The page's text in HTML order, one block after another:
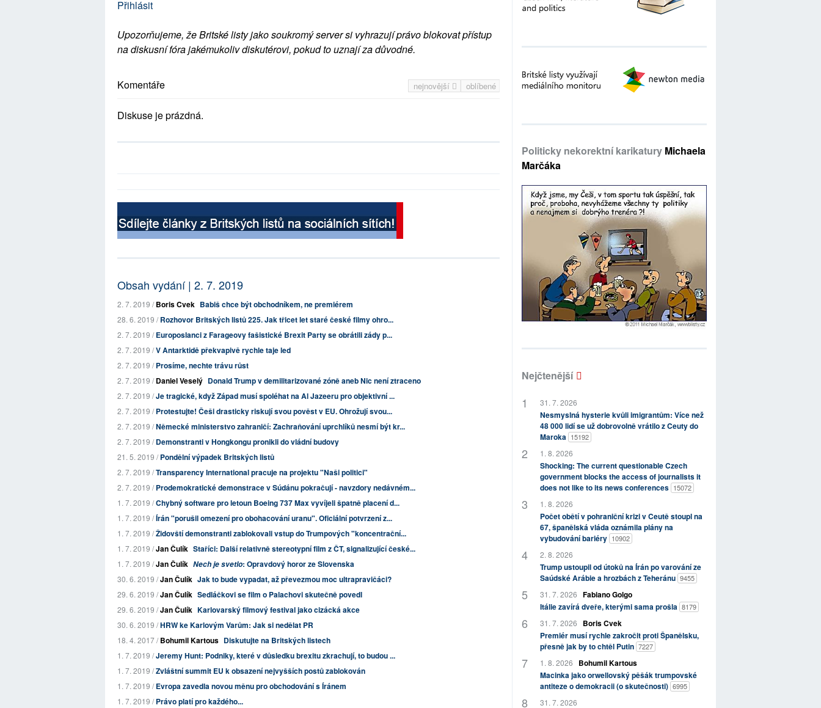
Přihlásit
Upozorňujeme, že Britské listy jako soukromý server si vyhrazují právo blokovat přístup
na diskusní fóra jakémukoliv diskutérovi, pokud to uznají za důvodné.
nejnovější oblíbené
Komentáře
Diskuse je prázdná.
Obsah vydání | 2. 7. 2019
2. 7. 2019 /Boris Cvek Babiš chce být obchodníkem, ne premiérem
28. 6. 2019 /Rozhovor Britských listů 225. Jak třicet let staré české filmy ohro...
2. 7. 2019 /Europoslanci z Farageovy fašistické Brexit Party se obrátili zády p...
2. 7. 2019 /V Antarktidě překvapivě rychle taje led
2. 7. 2019 /Prosíme, nechte trávu růst
2. 7. 2019 /Daniel Veselý Donald Trump v demilitarizované zóně aneb Nic není ztraceno
2. 7. 2019 /Je tragické, když Západ musí spoléhat na Al Jazeeru pro objektivní ...
2. 7. 2019 /Protestujte! Češi drasticky riskují svou pověst v EU. Ohrožují svou...
2. 7. 2019 /Německé ministerstvo zahraničí: Zachraňování uprchlíků nesmí být kr...
2. 7. 2019 /Demonstranti v Hongkongu pronikli do vládní budovy
21. 5. 2019 /Pondělní výpadek Britských listů
2. 7. 2019 /Transparency International pracuje na projektu "Naši politici"
2. 7. 2019 /Prodemokratické demonstrace v Súdánu pokračují - navzdory nedávném...
1. 7. 2019 /Chybný software pro letoun Boeing 737 Max vyvíjeli špatně placení d...
1. 7. 2019 /Írán "porušil omezení pro obohacování uranu". Oficiální potvrzení z...
1. 7. 2019 /Židovští demonstranti zablokovali vstup do Trumpových "koncentrační...
1. 7. 2019 /Jan Čulík Staříci: Další relativně stereotypní film z ČT, signalizující české...
1. 7. 2019 /Jan Čulík Nech je svetlo: Opravdový horor ze Slovenska
30. 6. 2019 /Jan Čulík Jak to bude vypadat, až převezmou moc ultrapravičáci?
29. 6. 2019 /Jan Čulík Sedláčkovi se film o Palachovi skutečně povedl
29. 6. 2019 /Jan Čulík Karlovarský filmový festival jako cizácká akce
30. 6. 2019 /HRW ke Karlovým Varům: Jak si nedělat PR
18. 4. 2017 /Bohumil Kartous Diskutujte na Britských listech
1. 7. 2019 /Jeremy Hunt: Podniky, které v důsledku brexitu zkrachují, to budou ...
1. 7. 2019 /Zvláštní summit EU k obsazení nejvyšších postů zablokován
1. 7. 2019 /Evropa zavedla novou měnu pro obchodování s Íránem
1. 7. 2019 /Právo platí pro každého...
Politicky nekorektní karikatury Michaela
Marčáka
Nejčtenější
31. 7. 2026
Nesmyslná hysterie kvůli imigrantům: Více než
48 000 lidí se už dobrovolně vrátilo z Ceuty do
Maroka 15192
1. 8. 2026
Shocking: The current questionable Czech
government blocks the access of journalists it
does not like to its news conferences 15072
1. 8. 2026
Počet obětí v pohraniční krizi v Ceutě stoupl na
67, španělská vláda oznámila plány na
vybudování bariéry 10902
2. 8. 2026
Trump ustoupil od útoků na Írán po varování ze
Saúdské Arábie a hrozbách z Teheránu 9455
31. 7. 2026 Fabiano Golgo
Itálie zavírá dveře, kterými sama prošla 8179
31. 7. 2026
Boris Cvek
Premiér musí rychle zakročit proti Španělsku,
přesně jak by to chtěl Putin 7227
1. 8. 2026
Bohumil Kartous
Macinka jako orwellovský pěšák trumpovské
antiteze o demokracii (o skutečnosti) 6995
31. 7. 2026